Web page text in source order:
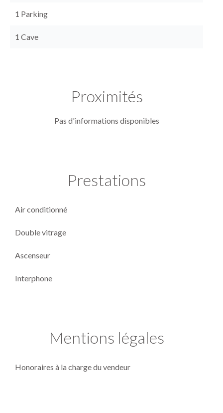
1 Parking
1 Cave
Proximités
Pas d'informations disponibles
Prestations
Air conditionné
Double vitrage
Ascenseur
Interphone
Mentions légales
Honoraires à la charge du vendeur